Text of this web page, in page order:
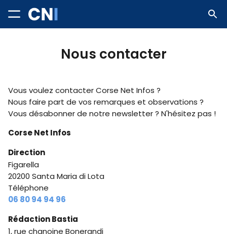
Nous contacter
Vous voulez contacter Corse Net Infos ?
Nous faire part de vos remarques et observations ?
Vous désabonner de notre newsletter ? N'hésitez pas !
Corse Net Infos
Direction
Figarella
20200 Santa Maria di Lota
Téléphone
06 80 94 94 96
Rédaction Bastia
1, rue chanoine Bonerandi